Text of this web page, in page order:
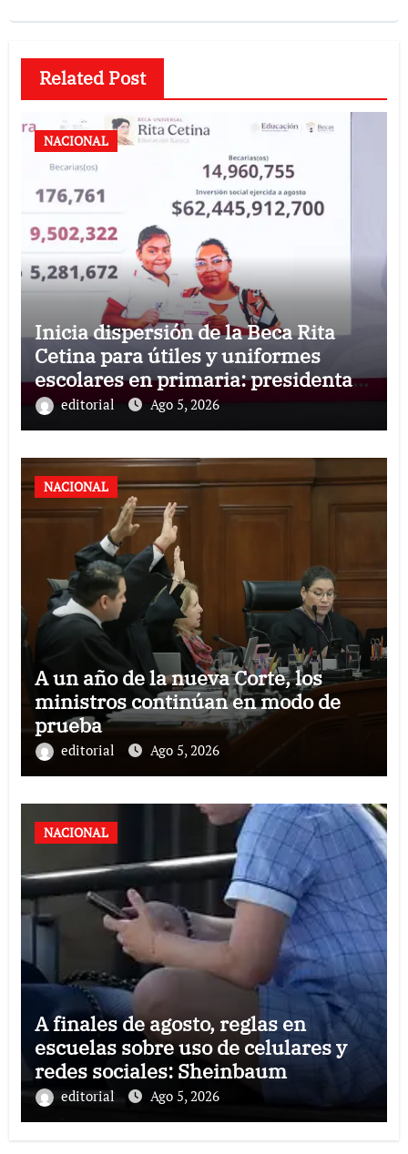
Related Post
NACIONAL
Inicia dispersión de la Beca Rita
Cetina para útiles y uniformes
escolares en primaria: presidenta
Claudia Sheinbaum
editorial Ago 5, 2026
NACIONAL
A un año de la nueva Corte, los
ministros continúan en modo de
prueba
editorial Ago 5, 2026
NACIONAL
A finales de agosto, reglas en
escuelas sobre uso de celulares y
redes sociales: Sheinbaum
editorial Ago 5, 2026